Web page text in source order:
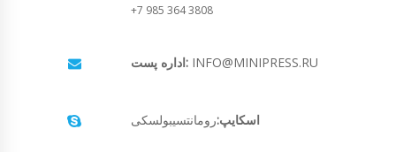
+7 985 364 3808
اداره پست: INFO@MINIPRESS.RU
اسکایپ:رومانتسیبولسکی